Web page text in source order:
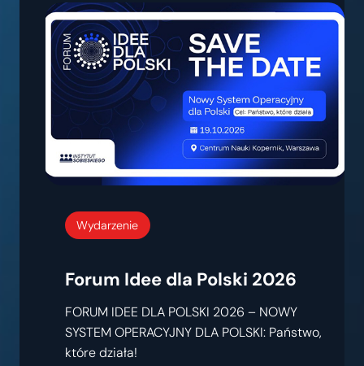
Wydarzenie
Forum Idee dla Polski 2026
FORUM IDEE DLA POLSKI 2026 – NOWY
SYSTEM OPERACYJNY DLA POLSKI: Państwo,
które działa!